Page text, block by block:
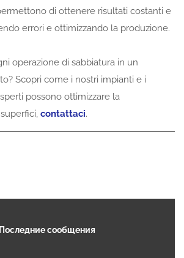
di ottenere risultati costanti e
errori e ottimizzando la produzione.
operazione di sabbiatura in un
Scopri come i nostri impianti e i
possono ottimizzare la
contattaci.
Последние сообщения